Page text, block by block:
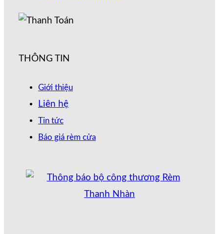
THÔNG TIN
Giới thiệu
Liên hệ
Tin tức
Báo giá rèm cửa